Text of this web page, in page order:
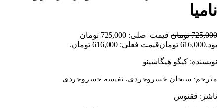
نامیا
725,000 تومان
قیمت اصلی: 725,000 تومان
بود.616,000 تومانقیمت فعلی: 616,000 تومان.
نویسنده: کیگو هیگاشینو
مترجم: سبحان خسروجردی، نفیسه خسروجردی
ناشر: ققنوس